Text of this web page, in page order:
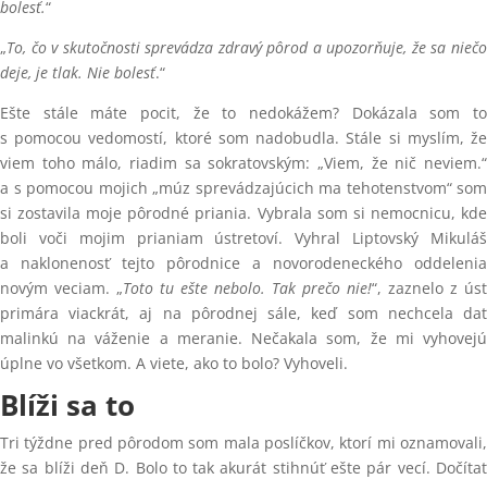
bolesť.“
„To, čo v skutočnosti sprevádza zdravý pôrod a upozorňuje, že sa niečo
deje, je tlak. Nie bolesť.“
Ešte stále máte pocit, že to nedokážem? Dokázala som to
s pomocou vedomostí, ktoré som nadobudla. Stále si myslím, že
viem toho málo, riadim sa sokratovským: „Viem, že nič neviem.“
a s pomocou mojich „múz sprevádzajúcich ma tehotenstvom“ som
si zostavila moje pôrodné priania. Vybrala som si nemocnicu, kde
boli voči mojim prianiam ústretoví. Vyhral Liptovský Mikuláš
a naklonenosť tejto pôrodnice a novorodeneckého oddelenia
novým veciam. „Toto tu ešte nebolo. Tak prečo nie!“, zaznelo z úst
primára viackrát, aj na pôrodnej sále, keď som nechcela dať
malinkú na váženie a meranie. Nečakala som, že mi vyhovejú
úplne vo všetkom. A viete, ako to bolo? Vyhoveli.
Blíži sa to
Tri týždne pred pôrodom som mala poslíčkov, ktorí mi oznamovali,
že sa blíži deň D. Bolo to tak akurát stihnúť ešte pár vecí. Dočítať